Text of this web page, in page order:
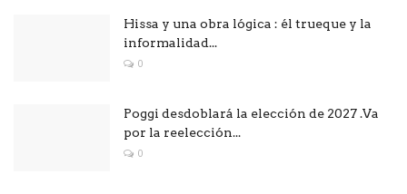
Hissa y una obra lógica : él trueque y la
informalidad...
0
Poggi desdoblará la elección de 2027 .Va
por la reelección...
0